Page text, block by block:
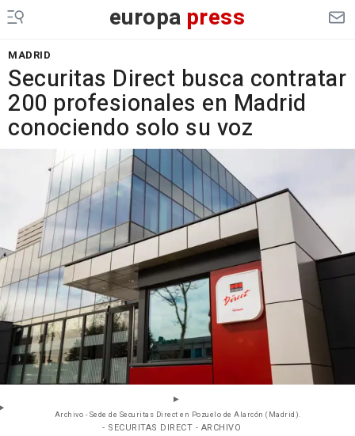
europa press
MADRID
Securitas Direct busca contratar
200 profesionales en Madrid
conociendo solo su voz
Archivo - Sede de Securitas Direct en Pozuelo de Alarcón (Madrid).
- SECURITAS DIRECT - ARCHIVO